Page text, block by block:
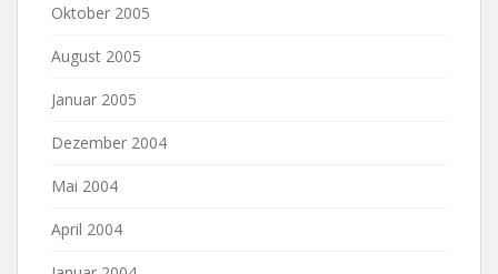
Oktober 2005
August 2005
Januar 2005
Dezember 2004
Mai 2004
April 2004